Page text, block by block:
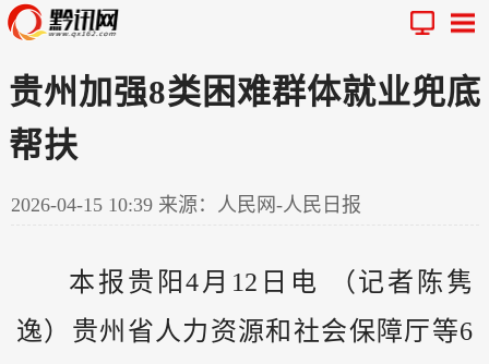
贵州加强8类困难群体就业兜底
帮扶
2026-04-15 10:39 来源：人民网-人民日报
本报贵阳4月12日电 （记者陈隽
逸） 贵州 省人力资源和社会保障厅等6